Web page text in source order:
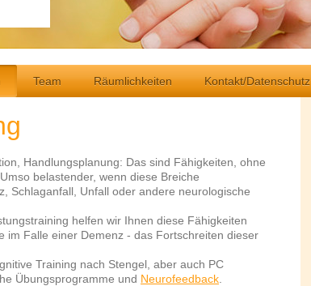
Team Räumlichkeiten Kontakt/Datenschutz
Handlungsplanung: Das sind Fähigkeiten, ohne
belastender, wenn diese Breiche
Schlaganfall, Unfall oder andere neurologische
helfen wir Ihnen diese Fähigkeiten
im Falle einer Demenz - das Fortschreiten dieser
Training nach Stengel, aber auch PC
Übungsprogramme und Neurofeedback